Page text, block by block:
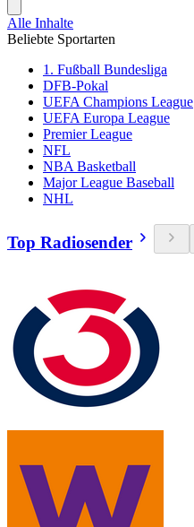
Alle Inhalte
Beliebte Sportarten
1. Fußball Bundesliga
DFB-Pokal
UEFA Champions League
UEFA Europa League
Premier League
NFL
NBA Basketball
Major League Baseball
NHL
Top Radiosender